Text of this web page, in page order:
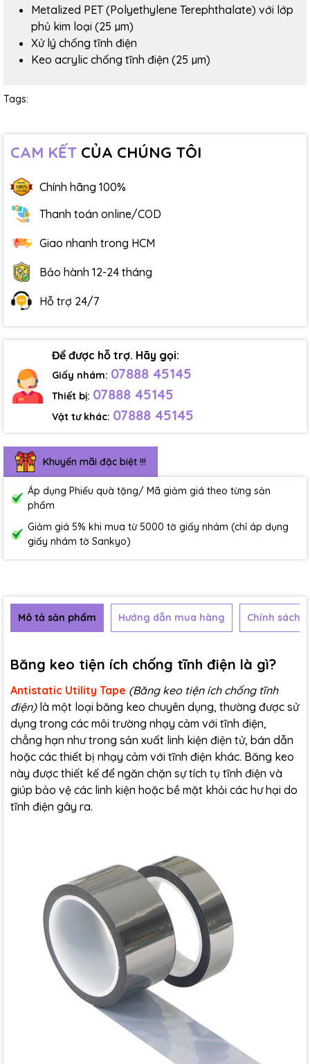
Metalized PET (Polyethylene Terephthalate) với lớp
phủ kim loại (25 µm)
Xử lý chống tĩnh điện
Keo acrylic chống tĩnh điện (25 µm)
Tags:
CAM KẾT CỦA CHÚNG TÔI
Chính hãng 100%
Thanh toán online/COD
Giao nhanh trong HCM
Bảo hành 12-24 tháng
Hỗ trợ 24/7
Để được hỗ trợ. Hãy gọi:
Giấy nhám: 07888 45145
Thiết bị: 07888 45145
Vật tư khác: 07888 45145
Khuyến mãi đặc biệt !!!
Áp dụng Phiếu quà tặng/ Mã giảm giá theo từng sản
phẩm
Giảm giá 5% khi mua từ 5000 tờ giấy nhám (chỉ áp dụng
giấy nhám tờ Sankyo)
Mô tả sản phẩm Hướng dẫn mua hàng Chính sách
Băng keo tiện ích chống tĩnh điện là gì?
Antistatic Utility Tape (Băng keo tiện ích chống tĩnh
điện)là một loại băng keo chuyên dụng, thường được sử
dụng trong các môi trường nhạy cảm với tĩnh điện,
chẳng hạn như trong sản xuất linh kiện điện tử, bán dẫn
hoặc các thiết bị nhạy cảm với tĩnh điện khác. Băng keo
này được thiết kế để ngăn chặn sự tích tụ tĩnh điện và
giúp bảo vệ các linh kiện hoặc bề mặt khỏi các hư hại do
tĩnh điện gây ra.